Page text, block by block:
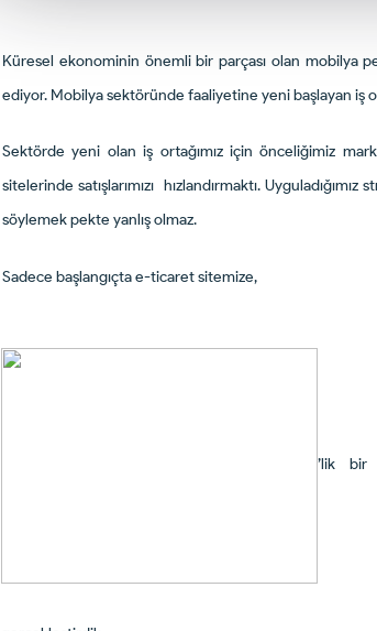
Küresel ekonominin önemli bir parçası olan mobilya
ediyor. Mobilya sektöründe faaliyetine yeni başlayan iş
Sektörde yeni olan iş ortağımız için önceliğimiz
sitelerinde satışlarımızı hızlandırmaktı.
söylemek pekte yanlış olmaz.
Sadece başlangıçta e-ticaret sitemize,
’lik bir